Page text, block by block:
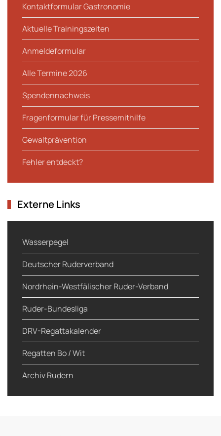
Kontaktformular Gastronomie
Aktuelle Trainingszeiten
Anmeldeformular
Alle Termine 2026
Spendennachweis
Fragenformular für Pressemithilfe
Gewaltprävention
Fehler entdeckt?
Externe Links
Wasserpegel
Deutscher Ruderverband
Nordrhein-Westfälischer Ruder-Verband
Ruder-Bundesliga
DRV-Regattakalender
Regatten Bo / Wit
Archiv Rudern